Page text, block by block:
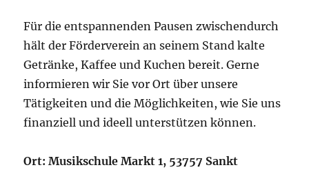
Für die entspannenden Pausen zwischendurch
hält der Förderverein an seinem Stand kalte
Getränke, Kaffee und Kuchen bereit. Gerne
informieren wir Sie vor Ort über unsere
Tätigkeiten und die Möglichkeiten, wie Sie uns
finanziell und ideell unterstützen können.
Ort: Musikschule Markt 1, 53757 Sankt